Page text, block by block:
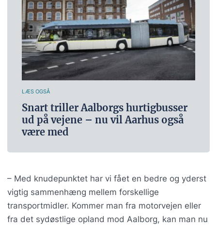
LÆS OGSÅ
Snart triller Aalborgs hurtigbusser
ud på vejene – nu vil Aarhus også
være med
– Med knudepunktet har vi fået en bedre og yderst
vigtig sammenhæng mellem forskellige
transportmidler. Kommer man fra motorvejen eller
fra det sydøstlige opland mod Aalborg, kan man nu